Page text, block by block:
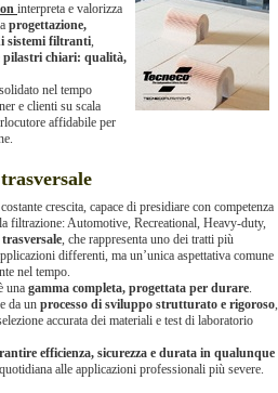
interpreta e valorizza
progettazione,
sistemi filtranti,
pilastri chiari: qualità,
nel tempo
e clienti su scala
affidabile per
crescita, capace di presidiare con competenza
filtrazione: Automotive, Recreational, Heavy-duty,
, che rappresenta uno dei tratti più
differenti, ma un’unica aspettativa comune
nel tempo.
una gamma completa, progettata per durare.
da un processo di sviluppo strutturato e rigoroso,
accurata dei materiali e test di laboratorio
efficienza, sicurezza e durata in qualunque
alle applicazioni professionali più severe.